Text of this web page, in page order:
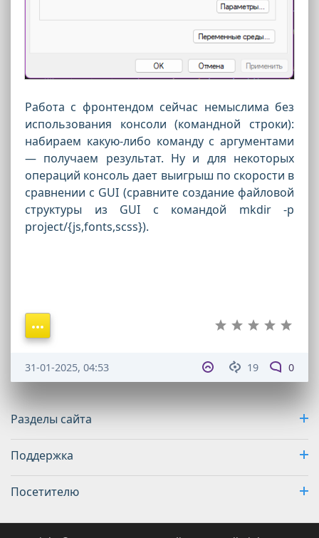
Работа с фронтендом сейчас немыслима без
использования консоли (командной строки):
набираем какую-либо команду с аргументами
— получаем результат. Ну и для некоторых
операций консоль дает выигрыш по скорости в
сравнении с GUI (сравните создание файловой
структуры из GUI с командой
mkdir -p
project/{js,fonts,scss}).
19 0
31-01-2025, 04:53
Разделы сайта
Поддержка
Посетителю